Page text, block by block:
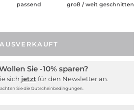
passend groß / weit geschnitten
AUSVERKAUFT
Sie -10% sparen?
sich jetzt für den Newsletter an.
Sie die Gutscheinbedingungen.